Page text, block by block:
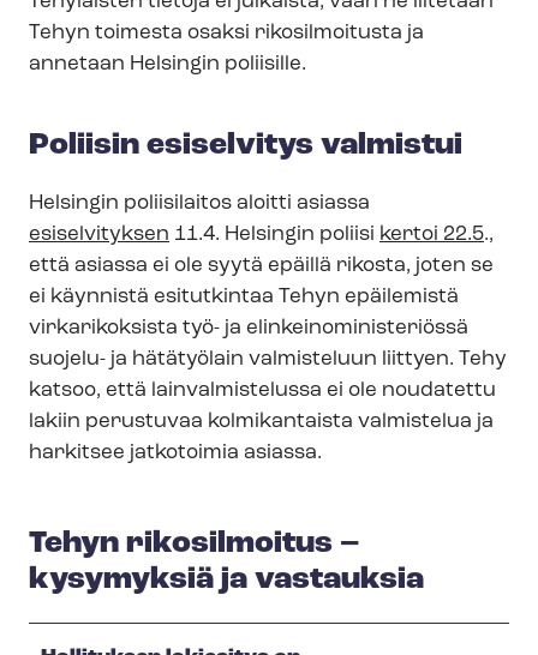
Tehyn toimesta osaksi rikosilmoitusta ja
annetaan Helsingin poliisille.
Poliisin esiselvitys valmistui
Helsingin poliisilaitos aloitti asiassa
esiselvityksen 11.4. Helsingin poliisi kertoi 22.5.,
että asiassa ei ole syytä epäillä rikosta, joten se
ei käynnistä esitutkintaa Tehyn epäilemistä
virkarikoksista työ- ja elin­kei­no­mi­nis­te­riös­sä
suojelu- ja hätätyölain valmisteluun liittyen. Tehy
katsoo, että lainvalmistelussa ei ole noudatettu
lakiin perustuvaa kolmikantaista valmistelua ja
harkitsee jatkotoimia asiassa.
Tehyn rikosilmoitus –
kysymyksiä ja vastauksia